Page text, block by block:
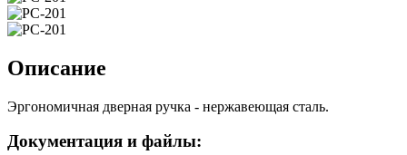
Описание
Эргономичная дверная ручка - нержавеющая сталь.
Документация и файлы: